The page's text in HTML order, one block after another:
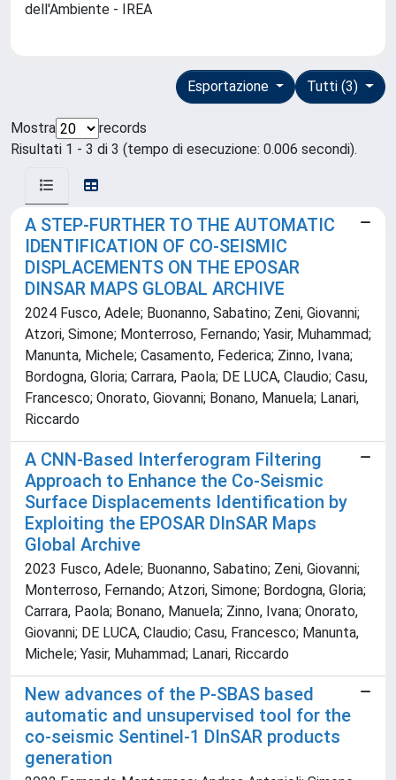
dell'Ambiente - IREA
Tutti (3)
Esportazione
Mostra
records
Risultati 1 - 3 di 3 (tempo di esecuzione: 0.006 secondi).
A STEP-FURTHER TO THE AUTOMATIC
IDENTIFICATION OF CO-SEISMIC
DISPLACEMENTS ON THE EPOSAR
DINSAR MAPS GLOBAL ARCHIVE
2024 Fusco, Adele; Buonanno, Sabatino; Zeni, Giovanni;
Atzori, Simone; Monterroso, Fernando; Yasir, Muhammad;
Manunta, Michele; Casamento, Federica; Zinno, Ivana;
Bordogna, Gloria; Carrara, Paola; DE LUCA, Claudio; Casu,
Francesco; Onorato, Giovanni; Bonano, Manuela; Lanari,
Riccardo
A CNN-Based Interferogram Filtering
Approach to Enhance the Co-Seismic
Surface Displacements Identification by
Exploiting the EPOSAR DInSAR Maps
Global Archive
2023 Fusco, Adele; Buonanno, Sabatino; Zeni, Giovanni;
Monterroso, Fernando; Atzori, Simone; Bordogna, Gloria;
Carrara, Paola; Bonano, Manuela; Zinno, Ivana; Onorato,
Giovanni; DE LUCA, Claudio; Casu, Francesco; Manunta,
Michele; Yasir, Muhammad; Lanari, Riccardo
New advances of the P-SBAS based
automatic and unsupervised tool for the
co-seismic Sentinel-1 DInSAR products
generation